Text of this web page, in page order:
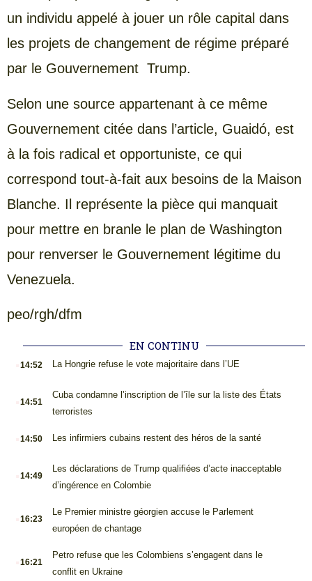
un individu appelé à jouer un rôle capital dans
les projets de changement de régime préparé
par le Gouvernement Trump.
Selon une source appartenant à ce même
Gouvernement citée dans l’article, Guaidó, est
à la fois radical et opportuniste, ce qui
correspond tout-à-fait aux besoins de la Maison
Blanche. Il représente la pièce qui manquait
pour mettre en branle le plan de Washington
pour renverser le Gouvernement légitime du
Venezuela.
peo/rgh/dfm
EN CONTINU
14:52 La Hongrie refuse le vote majoritaire dans l’UE
14:51
Cuba condamne l’inscription de l’île sur la liste des États
terroristes
14:50 Les infirmiers cubains restent des héros de la santé
14:49
Les déclarations de Trump qualifiées d’acte inacceptable
d’ingérence en Colombie
16:23
Le Premier ministre géorgien accuse le Parlement
européen de chantage
16:21
Petro refuse que les Colombiens s’engagent dans le
conflit en Ukraine